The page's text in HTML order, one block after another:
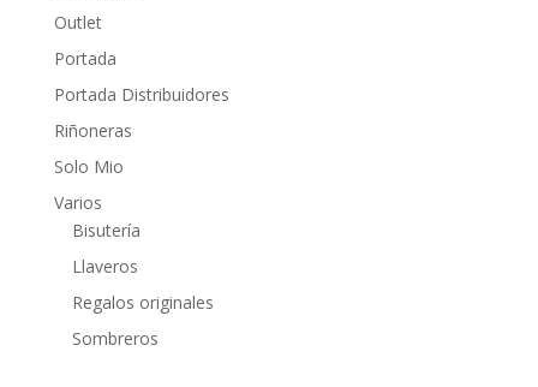
Outlet
Portada
Portada Distribuidores
Riñoneras
Solo Mio
Varios
Bisutería
Llaveros
Regalos originales
Sombreros